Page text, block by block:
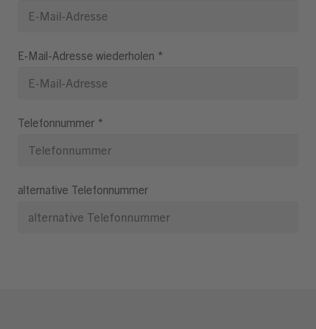
E-Mail-Adresse wiederholen *
Telefonnummer *
alternative Telefonnummer